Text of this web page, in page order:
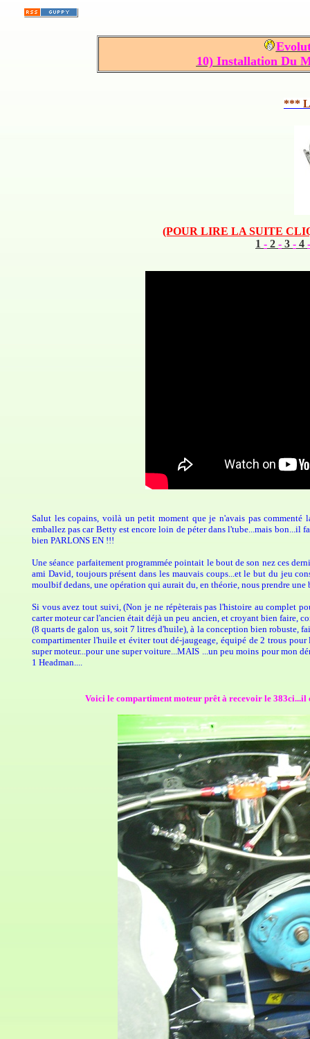
10) Installation Du
***
(POUR LIRE LA SUITE
1 - 2 - 3 - 4 -
Salut les copains, voilà un petit moment que je n'avais pas
emballez pas car Betty est encore loin de péter dans l'tube...mais bon...il
bien PARLONS EN !!!
Une séance parfaitement programmée pointait le bout de son nez ces
ami David, toujours présent dans les mauvais coups...et le but du jeu
moulbif dedans, une opération qui aurait du, en théorie, nous prendre
Si vous avez tout suivi, (Non je ne répèterais pas l'histoire au complet
carter moteur car l'ancien était déjà un peu ancien, et croyant bien faire,
(8 quarts de galon us, soit 7 litres d'huile), à la conception bien robuste,
compartimenter l'huile et éviter tout dé-jaugeage, équipé de 2 trous pour
super moteur...pour une super voiture...MAIS ...un peu moins pour mon
1 Headman....
Voici le compartiment moteur prêt à recevoir le 383ci...il